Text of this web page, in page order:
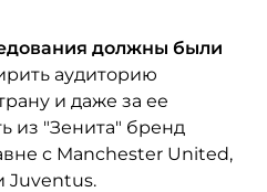
должны были
аудиторию
и даже за ее
из "Зенита" бренд
с Manchester United,
Juventus.